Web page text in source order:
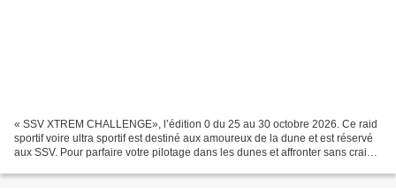
« SSV XTREM CHALLENGE», l’édition 0 du 25 au 30 octobre 2026. Ce raid
sportif voire ultra sportif est destiné aux amoureux de la dune et est réservé
aux SSV. Pour parfaire votre pilotage dans les dunes et affronter sans crainte